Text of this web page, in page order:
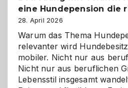
eine Hundepension die
28. April 2026
Warum das Thema
relevanter wird
mobiler. Nicht nur aus
Nicht nur aus beruflichen
Lebensstil insgesamt